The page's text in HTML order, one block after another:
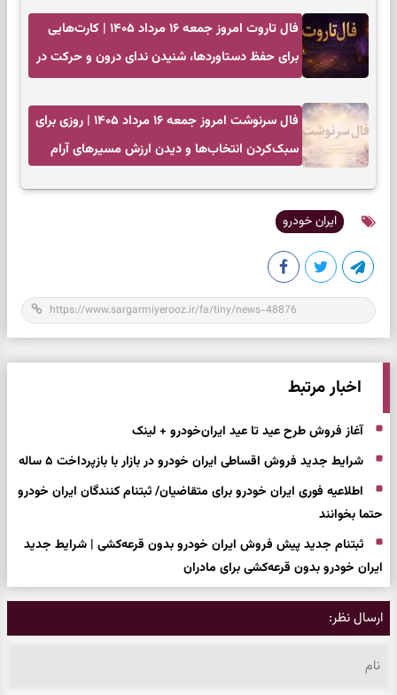
فال تاروت امروز جمعه ۱۶ مرداد ۱۴۰۵ | کارت‌هایی
برای حفظ دستاوردها، شنیدن ندای درون و حرکت در
فال سرنوشت امروز جمعه ۱۶ مرداد ۱۴۰۵ | روزی برای
سبک‌کردن انتخاب‌ها و دیدن ارزش مسیرهای آرام
ایران خودرو
اخبار مرتبط
آغاز فروش طرح عید تا عید ایران‌خودرو + لینک
شرایط جدید فروش اقساطی ایران خودرو در بازار با بازپرداخت ۵ ساله
اطلاعیه فوری ایران خودرو برای متقاضیان/ ثبتنام کنندگان ایران خودرو
حتما بخوانند
ثبتنام جدید پیش فروش ایران خودرو بدون قرعه‌کشی | شرایط جدید
ایران خودرو بدون قرعه‌کشی برای مادران
ارسال نظر: